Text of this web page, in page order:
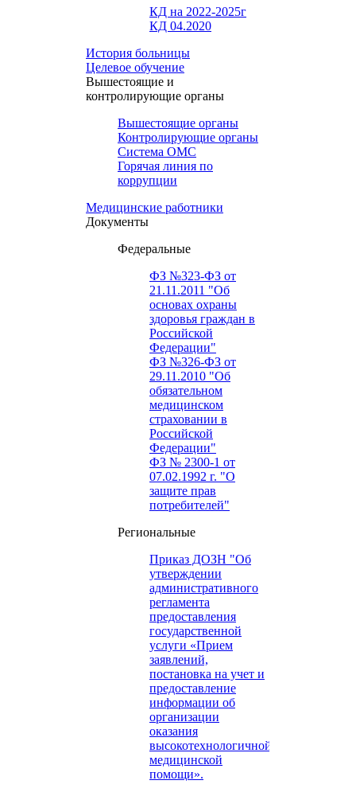
КД на 2022-2025г
КД 04.2020
История больницы
Целевое обучение
Вышестоящие и
контролирующие органы
Вышестоящие органы
Контролирующие органы
Система ОМС
Горячая линия по
коррупции
Медицинские работники
Документы
Федеральные
ФЗ №323-ФЗ от
21.11.2011 "Об
основах охраны
здоровья граждан в
Российской
Федерации"
ФЗ №326-ФЗ от
29.11.2010 "Об
обязательном
медицинском
страховании в
Российской
Федерации"
ФЗ № 2300-1 от
07.02.1992 г. "О
защите прав
потребителей"
Региональные
Приказ ДОЗН "Об
утверждении
административного
регламента
предоставления
государственной
услуги «Прием
заявлений,
постановка на учет и
предоставление
информации об
организации
оказания
высокотехнологичной
медицинской
помощи».